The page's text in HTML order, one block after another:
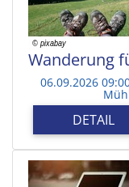
Wanderung
06.09.2026
DETAIL